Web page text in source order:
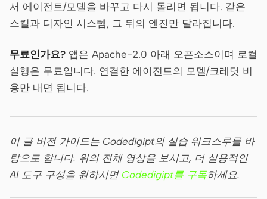
서 에이전트/모델을 바꾸고 다시 돌리면 됩니다. 같은
스킬과 디자인 시스템, 그 뒤의 엔진만 달라집니다.
무료인가요? 앱은 Apache-2.0 아래 오픈소스이며 로컬
실행은 무료입니다. 연결한 에이전트의 모델/크레딧 비
용만 내면 됩니다.
이 글 버전 가이드는 Codedigipt의 실습 워크스루를 바
탕으로 합니다. 위의 전체 영상을 보시고, 더 실용적인
AI 도구 구성을 원하시면 Codedigipt를 구독하세요.